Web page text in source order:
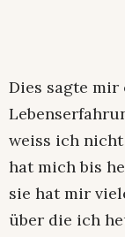
Dies sagte
weiss ich
hat mich bis
sie hat mir
über die ich